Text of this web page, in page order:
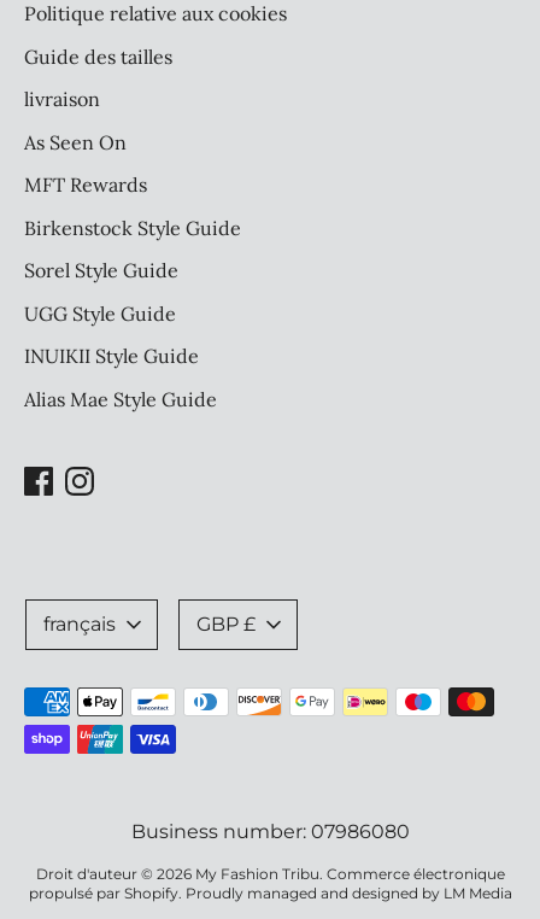
Politique relative aux cookies
Guide des tailles
livraison
As Seen On
MFT Rewards
Birkenstock Style Guide
Sorel Style Guide
UGG Style Guide
INUIKII Style Guide
Alias Mae Style Guide
Business number: 07986080
Droit d'auteur © 2026 My Fashion Tribu. Commerce électronique
propulsé par Shopify. Proudly managed and designed by LM Media
Langue
français Devise
GBP £
Méthodes
de
paiement